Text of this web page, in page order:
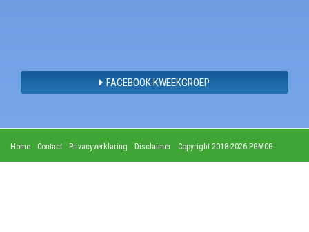
FACEBOOK KWEEKGROEP
Home Contact Privacyverklaring Disclaimer Copyright 2018-2026 PGMCG